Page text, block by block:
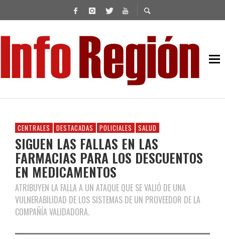
CENTRALES DESTACADAS POLICIALES SALUD
SIGUEN LAS FALLAS EN LAS
FARMACIAS PARA LOS DESCUENTOS
EN MEDICAMENTOS
ATRIBUYEN LA FALLA A UN ATAQUE QUE SE VALIÓ DE UNA
VULNERABILIDAD DE LOS SISTEMAS DE UN PROVEEDOR DE LA
COMPAÑÍA VALIDADORA.